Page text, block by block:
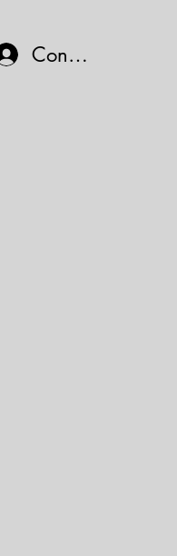
Connexion